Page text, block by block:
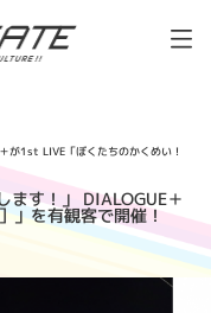
が1st LIVE「ぼくたちのかくめい！
ます！」 DIALOGUE＋
」を有観客で開催！